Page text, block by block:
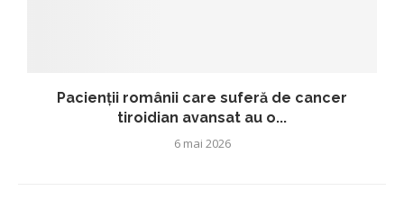
Pacienții românii care suferă de cancer
tiroidian avansat au o...
6 mai 2026